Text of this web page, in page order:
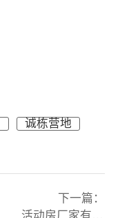
诚栋营地
下一篇：